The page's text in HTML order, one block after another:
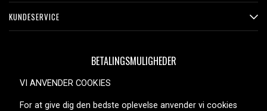
KUNDESERVICE
BETALINGSMULIGHEDER
VI ANVENDER COOKIES
For at give dig den bedste oplevelse anvender vi cookies